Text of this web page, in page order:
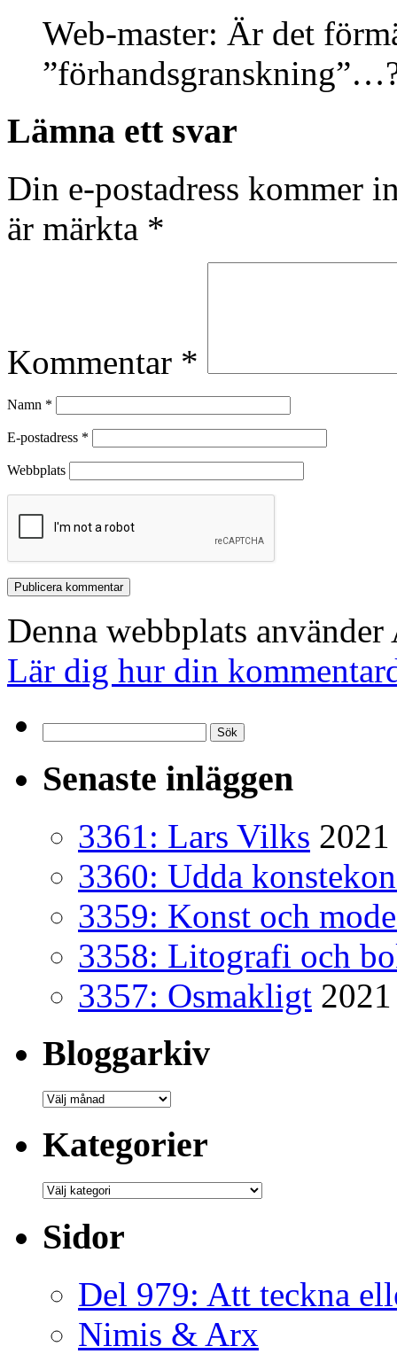
Web-master: Är det
Lämna ett svar
Din e-postadress kommer
är märkta *
Kommentar *
Namn *
E-postadress *
Webbplats
Denna webbplats
Lär dig hur din
efter:
Senaste inläggen
3361: Lars Vilks
3360: Udda
3359: Konst och
3358: Litografi och
3357: Osmakligt
Bloggarkiv
Bloggarkiv
Kategorier
Kategorier
Sidor
Del 979: Att teckna
Nimis & Arx